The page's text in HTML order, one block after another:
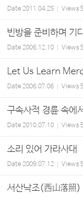
Date2011.04.25 Views
빈방을 준비하며 기
Date2006.12.10 Views
Let Us Learn
Date2006.07.06 Views
구속사적 경륜 속에
Date2010.07.10 Views
소리 있어 가라사대
Date2009.07.12 Views
서산낙조(西山落照)